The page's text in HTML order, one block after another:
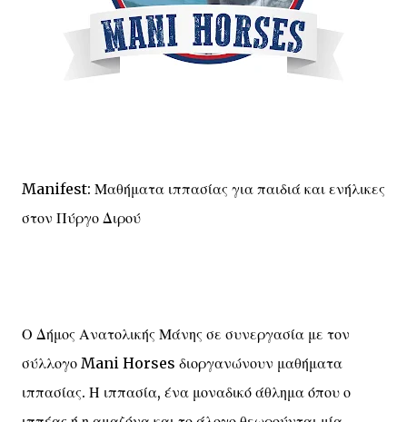
Manifest: Μαθήματα ιππασίας για παιδιά και ενήλικες
στον Πύργο Διρού
Ο Δήμος Ανατολικής Μάνης σε συνεργασία με τον
σύλλογο Mani Horses διοργανώνουν μαθήματα
ιππασίας. Η ιππασία, ένα μοναδικό άθλημα όπου ο